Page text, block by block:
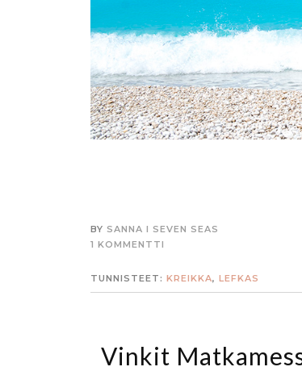
BY SANNA I SEVEN SEAS
1 KOMMENTTI
TUNNISTEET: KREIKKA, LEFKAS
Vinkit